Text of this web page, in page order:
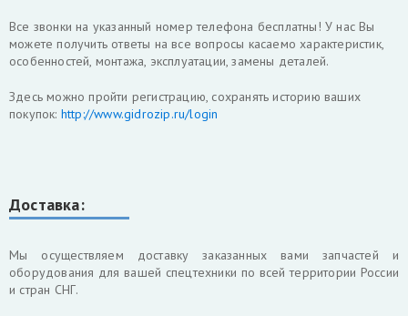
Все звонки на указанный номер телефона бесплатны! У нас Вы
можете получить ответы на все вопросы касаемо характеристик,
особенностей, монтажа, эксплуатации, замены деталей.
Здесь можно пройти регистрацию, сохранять историю ваших
покупок: http://www.gidrozip.ru/login
Доставка:
Мы осуществляем доставку заказанных вами запчастей и
оборудования для вашей спецтехники по всей территории России
и стран СНГ.